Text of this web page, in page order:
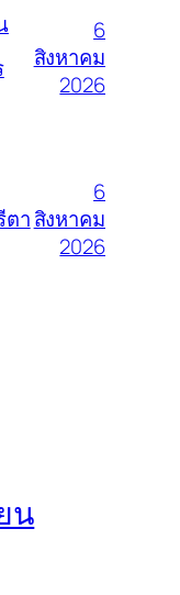
6
สิงหาคม
2026
ตา
6
สิงหาคม
2026
น